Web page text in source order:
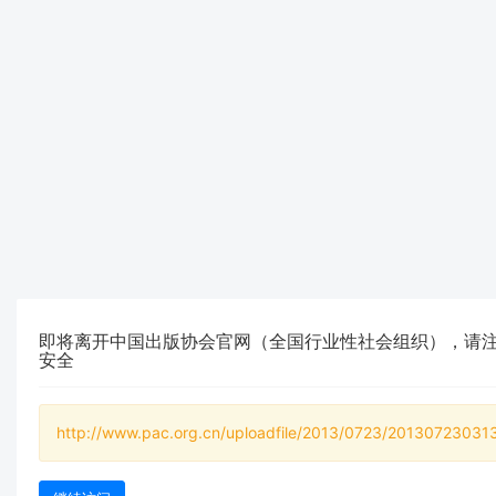
即将离开中国出版协会官网（全国行业性社会组织），请
安全
http://www.pac.org.cn/uploadfile/2013/0723/